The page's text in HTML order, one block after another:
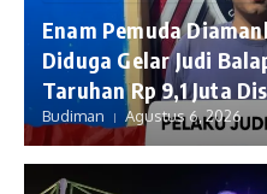
Enam Pemuda
Diduga Gelar Judi
Taruhan Rp 9,1 Juta
Budiman Agustus 6, 2026